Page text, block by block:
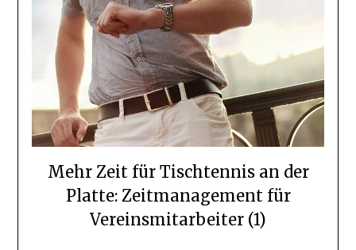
Mehr Zeit für Tischtennis an der
Platte: Zeitmanagement für
Vereinsmitarbeiter (1)